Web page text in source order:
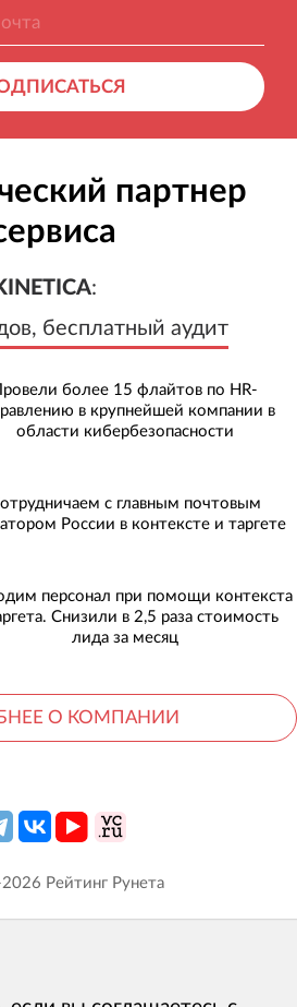
партнер
:
бесплатный аудит
лидов, бесплатный
более 15 флайтов по HR-
в крупнейшей компании в
области кибербезопасности
с главным почтовым
России в контексте и таргете
персонал при помощи контекста
Снизили в 2,5 раза стоимость
лида за месяц
О КОМПАНИИ
2026 Рейтинг Рунета